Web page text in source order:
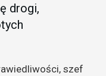
drogi,
szef